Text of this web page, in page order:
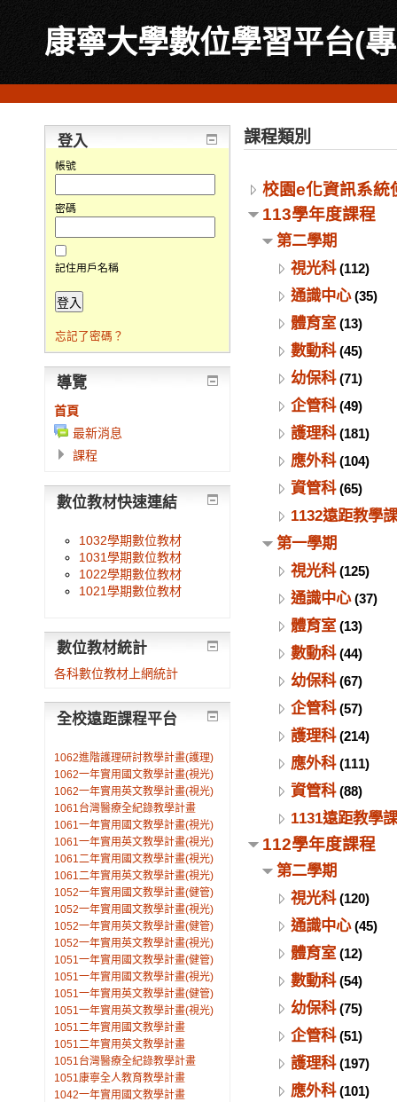
康寧大學數位學習平台(
課程類別
校園e化資訊系統
113學年度課程
第二學期
視光科(112)
通識中心(35)
體育室 (13)
數動科(45)
幼保科(71)
企管科(49)
護理科(181)
應外科(104)
資管科(65)
1132遠距教學
第一學期
視光科(125)
通識中心(37)
體育室 (13)
數動科(44)
幼保科(67)
企管科(57)
護理科(214)
應外科(111)
資管科(88)
1131遠距教學
112學年度課程
第二學期
視光科(120)
通識中心(45)
體育室 (12)
數動科(54)
幼保科(75)
企管科(51)
護理科(197)
應外科(101)
登入
帳號
密碼
記住用戶名稱
忘記了密碼？
導覽
首頁
最新消息
課程
數位教材快速連結
1032學期數位教材
1031學期數位教材
1022學期數位教材
1021學期數位教材
數位教材統計
各科數位教材上網統計
全校遠距課程平台
1062進階護理研討教學計畫(護理)
1062一年實用國文教學計畫(視光)
1062一年實用英文教學計畫(視光)
1061台灣醫療全紀錄教學計畫
1061一年實用國文教學計畫(視光)
1061一年實用英文教學計畫(視光)
1061二年實用國文教學計畫(視光)
1061二年實用英文教學計畫(視光)
1052一年實用國文教學計畫(健管)
1052一年實用國文教學計畫(視光)
1052一年實用英文教學計畫(健管)
1052一年實用英文教學計畫(視光)
1051一年實用國文教學計畫(健管)
1051一年實用國文教學計畫(視光)
1051一年實用英文教學計畫(健管)
1051一年實用英文教學計畫(視光)
1051二年實用國文教學計畫
1051二年實用英文教學計畫
1051台灣醫療全紀錄教學計畫
1051康寧全人教育教學計畫
1042一年實用國文教學計畫